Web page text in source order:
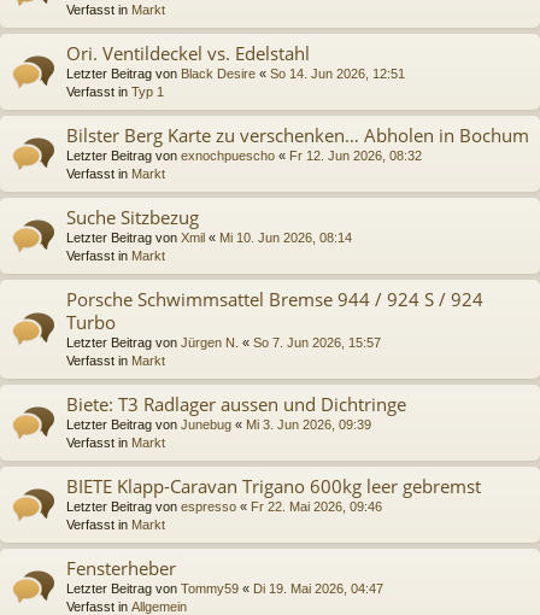
Verfasst in Markt
Ori. Ventildeckel vs. Edelstahl
Letzter Beitrag von Black Desire « So 14. Jun 2026, 12:51
Verfasst in Typ 1
Bilster Berg Karte zu verschenken… Abholen in Bochum
Letzter Beitrag von exnochpuescho « Fr 12. Jun 2026, 08:32
Verfasst in Markt
Suche Sitzbezug
Letzter Beitrag von Xmil « Mi 10. Jun 2026, 08:14
Verfasst in Markt
Porsche Schwimmsattel Bremse 944 / 924 S / 924
Turbo
Letzter Beitrag von Jürgen N. « So 7. Jun 2026, 15:57
Verfasst in Markt
Biete: T3 Radlager aussen und Dichtringe
Letzter Beitrag von Junebug « Mi 3. Jun 2026, 09:39
Verfasst in Markt
BIETE Klapp-Caravan Trigano 600kg leer gebremst
Letzter Beitrag von espresso « Fr 22. Mai 2026, 09:46
Verfasst in Markt
Fensterheber
Letzter Beitrag von Tommy59 « Di 19. Mai 2026, 04:47
Verfasst in Allgemein